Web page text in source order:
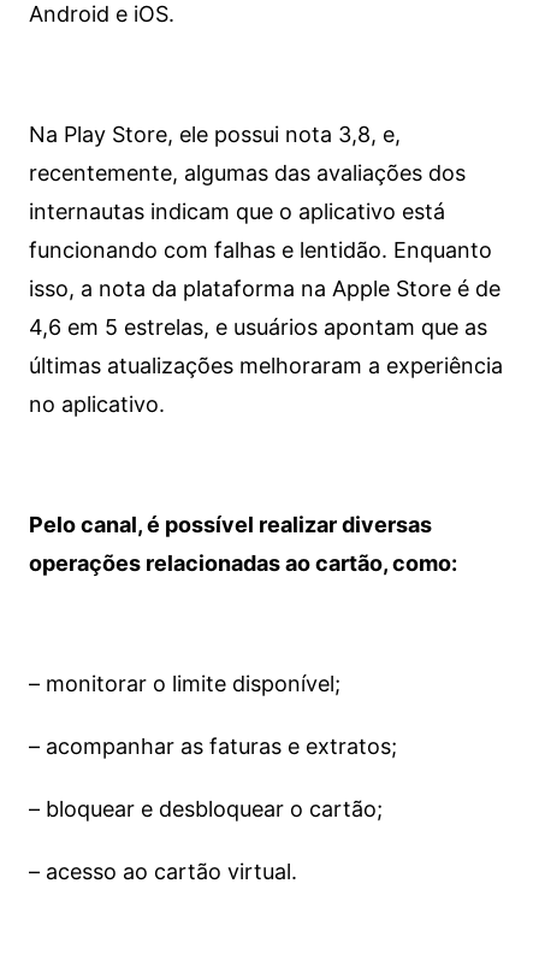
Android e iOS.
Na Play Store, ele possui nota 3,8, e,
recentemente, algumas das avaliações dos
internautas indicam que o aplicativo está
funcionando com falhas e lentidão. Enquanto
isso, a nota da plataforma na Apple Store é de
4,6 em 5 estrelas, e usuários apontam que as
últimas atualizações melhoraram a experiência
no aplicativo.
Pelo canal, é possível realizar diversas
operações relacionadas ao cartão, como:
– monitorar o limite disponível;
– acompanhar as faturas e extratos;
– bloquear e desbloquear o cartão;
– acesso ao cartão virtual.